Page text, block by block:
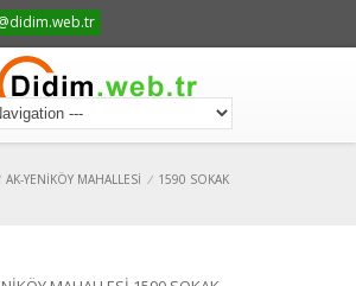
AK-YENİKÖY MAHALLESİ / 1590 SOKAK